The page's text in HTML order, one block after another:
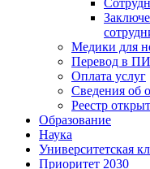
Медики для
Перевод в
Оплата услуг
Сведения об
Реестр
Образование
Наука
Университетская
Приоритет 2030